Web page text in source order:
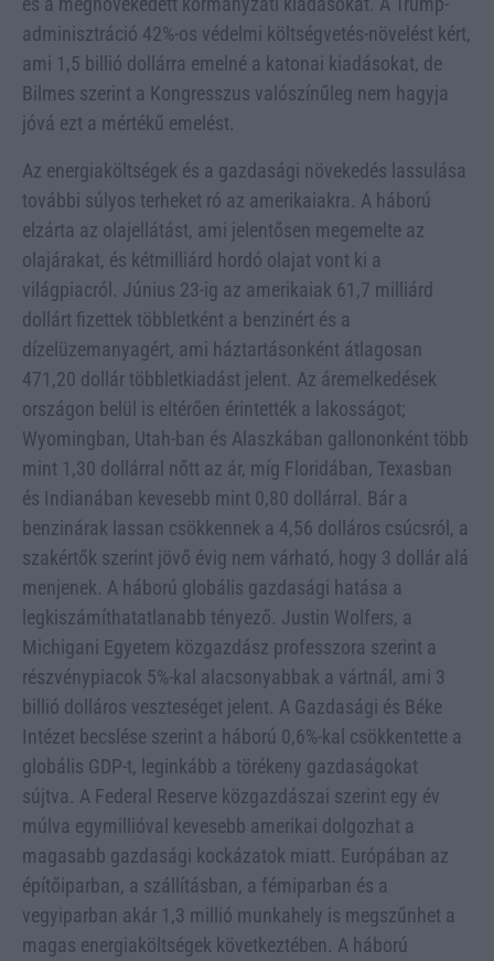
adminisztráció 42%-os védelmi költségvetés-növelést kért,
ami 1,5 billió dollárra emelné a katonai kiadásokat, de
Bilmes szerint a Kongresszus valószínűleg nem hagyja
jóvá ezt a mértékű emelést.
Az energiaköltségek és a gazdasági növekedés lassulása
további súlyos terheket ró az amerikaiakra. A háború
elzárta az olajellátást, ami jelentősen megemelte az
olajárakat, és kétmilliárd hordó olajat vont ki a
világpiacról. Június 23-ig az amerikaiak 61,7 milliárd
dollárt fizettek többletként a benzinért és a
dízelüzemanyagért, ami háztartásonként átlagosan
471,20 dollár többletkiadást jelent. Az áremelkedések
országon belül is eltérően érintették a lakosságot;
Wyomingban, Utah-ban és Alaszkában gallononként több
mint 1,30 dollárral nőtt az ár, míg Floridában, Texasban
és Indianában kevesebb mint 0,80 dollárral. Bár a
benzinárak lassan csökkennek a 4,56 dolláros csúcsról, a
szakértők szerint jövő évig nem várható, hogy 3 dollár alá
menjenek. A háború globális gazdasági hatása a
legkiszámíthatatlanabb tényező. Justin Wolfers, a
Michigani Egyetem közgazdász professzora szerint a
részvénypiacok 5%-kal alacsonyabbak a vártnál, ami 3
billió dolláros veszteséget jelent. A Gazdasági és Béke
Intézet becslése szerint a háború 0,6%-kal csökkentette a
globális GDP-t, leginkább a törékeny gazdaságokat
sújtva. A Federal Reserve közgazdászai szerint egy év
múlva egymillióval kevesebb amerikai dolgozhat a
magasabb gazdasági kockázatok miatt. Európában az
építőiparban, a szállításban, a fémiparban és a
vegyiparban akár 1,3 millió munkahely is megszűnhet a
magas energiaköltségek következtében. A háború